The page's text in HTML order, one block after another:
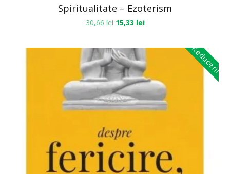
Spiritualitate – Ezoterism
30,66lei 15,33 lei
Reduceri!